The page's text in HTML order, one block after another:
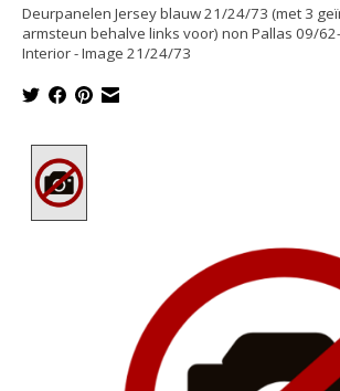
Deurpanelen Jersey blauw 21/24/73 (met 3
armsteun behalve links voor) non Pallas 09/
Interior - Image 21/24/73